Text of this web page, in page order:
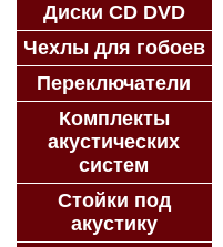
Диски CD DVD
Чехлы для гобоев
Переключатели
Комплекты
акустических
систем
Стойки под
акустику